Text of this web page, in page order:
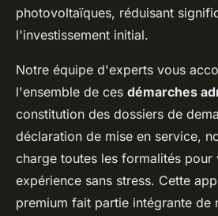
photovoltaïques, réduisant
l'investissement initial.
Notre équipe d'experts vous
l'ensemble de ces démarches
constitution des dossiers de
déclaration de mise en service,
charge toutes les formalités pour
expérience sans stress. Cette
premium fait partie intégrante de